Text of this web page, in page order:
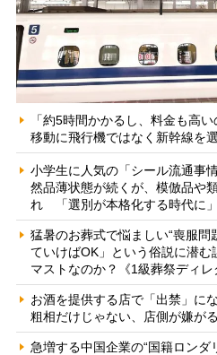
「約5時間かかるし、料金も高
移動に飛行機ではなく新幹線を
小学生に人気の「シール流通事
然品薄状態が続くが、模倣品や
れ 「選別が本格化する時代に」
猛暑のお葬式で悩ましい“喪服
ていけばOK」という俗説に潜
マストなのか？《1級葬祭ディレ
お酒を提供する店で「出禁」
粗相だけじゃない、店側が嫌が
急増する中国企業の“国籍ロンダ